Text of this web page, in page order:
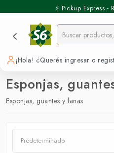
⚡️ Pickup Express
¡Hola! ¿Querés ingresar o
Esponjas,
Esponjas, guantes y lanas